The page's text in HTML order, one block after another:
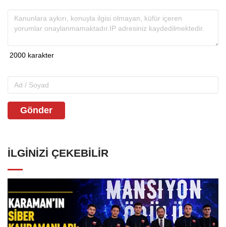
Gönder
İLGINIZI ÇEKEBILIR